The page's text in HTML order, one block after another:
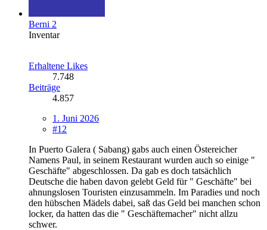
Berni 2
Inventar
Erhaltene Likes
7.748
Beiträge
4.857
1. Juni 2026
#12
In Puerto Galera ( Sabang) gabs auch einen Östereicher
Namens Paul, in seinem Restaurant wurden auch so einige "
Geschäfte" abgeschlossen. Da gab es doch tatsächlich
Deutsche die haben davon gelebt Geld für " Geschäfte" bei
ahnungslosen Touristen einzusammeln. Im Paradies und noch
den hübschen Mädels dabei, saß das Geld bei manchen schon
locker, da hatten das die " Geschäftemacher" nicht allzu
schwer.